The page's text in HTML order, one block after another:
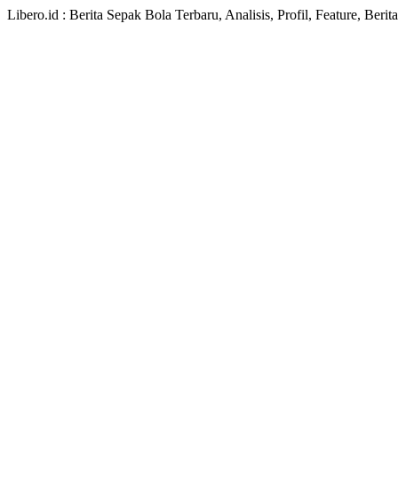
Libero.id : Berita Sepak Bola Terbaru, Analisis, Profil, Feature,